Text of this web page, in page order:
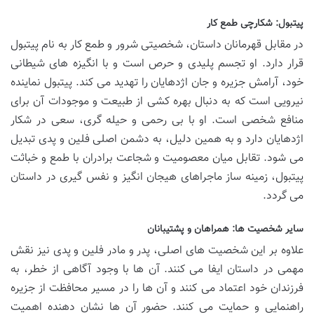
پیتبول: شکارچی طمع کار
در مقابل قهرمانان داستان، شخصیتی شرور و طمع کار به نام پیتبول
قرار دارد. او تجسم پلیدی و حرص است و با انگیزه های شیطانی
خود، آرامش جزیره و جان اژدهایان را تهدید می کند. پیتبول نماینده
نیرویی است که به دنبال بهره کشی از طبیعت و موجودات آن برای
منافع شخصی است. او با بی رحمی و حیله گری، سعی در شکار
اژدهایان دارد و به همین دلیل، به دشمن اصلی فلین و پدی تبدیل
می شود. تقابل میان معصومیت و شجاعت برادران با طمع و خباثت
پیتبول، زمینه ساز ماجراهای هیجان انگیز و نفس گیری در داستان
می گردد.
سایر شخصیت ها: همراهان و پشتیبانان
علاوه بر این شخصیت های اصلی، پدر و مادر فلین و پدی نیز نقش
مهمی در داستان ایفا می کنند. آن ها با وجود آگاهی از خطر، به
فرزندان خود اعتماد می کنند و آن ها را در مسیر محافظت از جزیره
راهنمایی و حمایت می کنند. حضور آن ها نشان دهنده اهمیت